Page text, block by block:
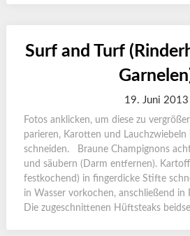
Surf and Turf
19. Juni 2013
Fotos anklicken, um diese zu
parieren, Karotten und
schneiden. Braune Champignons
und säubern (Darm entfernen).
festkochend) in fingerdicke Stifte
in Wasser vorkochen, anschließend in
Die zugeschnittenen Hüftsteaks